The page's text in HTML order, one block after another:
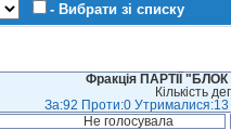
- Вибрати зі списку
Фракція ПАРТІЇ
Кількість
За:92 Проти:0 Утрималися:13
Не голосувала